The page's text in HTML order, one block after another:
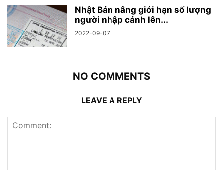
Nhật Bản nâng giới hạn số lượng
người nhập cảnh lên...
2022-09-07
NO COMMENTS
LEAVE A REPLY